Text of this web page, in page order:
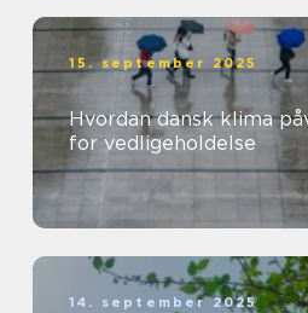
15. september 2025
Hvordan dansk klima
for vedligeholdelse
14. september 2025